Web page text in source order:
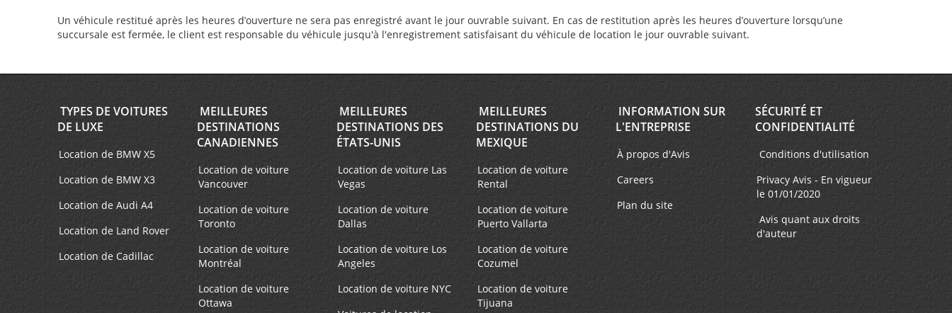
Un véhicule restitué après les heures d’ouverture ne sera pas enregistré avant le jour ouvrable suivant. En cas de restitution après les heures d’ouverture lorsqu’une
succursale est fermée, le client est responsable du véhicule jusqu'à l'enregistrement satisfaisant du véhicule de location le jour ouvrable suivant.
TYPES DE VOITURES
DE LUXE
Location de BMW X5
Location de BMW X3
Location de Audi A4
Location de Land Rover
Location de Cadillac
MEILLEURES
DESTINATIONS
CANADIENNES
Location de voiture
Vancouver
Location de voiture
Toronto
Location de voiture
Montréal
Location de voiture
Ottawa
MEILLEURES
DESTINATIONS DES
ÉTATS-UNIS
Location de voiture Las
Vegas
Location de voiture
Dallas
Location de voiture Los
Angeles
Location de voiture NYC
MEILLEURES
DESTINATIONS DU
MEXIQUE
Location de voiture
Rental
Location de voiture
Puerto Vallarta
Location de voiture
Cozumel
Location de voiture
Tijuana
INFORMATION SUR
L'ENTREPRISE
À propos d'Avis
Careers
Plan du site
SÉCURITÉ ET
CONFIDENTIALITÉ
Conditions d'utilisation
Privacy Avis - En vigueur
le 01/01/2020
Avis quant aux droits
d'auteur